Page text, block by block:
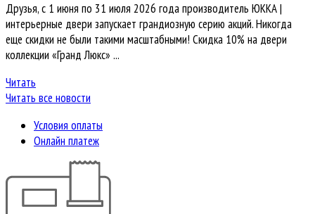
Друзья, с 1 июня по 31 июля 2026 года производитель ЮККА |
интерьерные двери запускает грандиозную серию акций. Никогда
еще скидки не были такими масштабными! Скидка 10% на двери
коллекции «Гранд Люкс» ...
Читать
Читать все новости
Условия оплаты
Онлайн платеж